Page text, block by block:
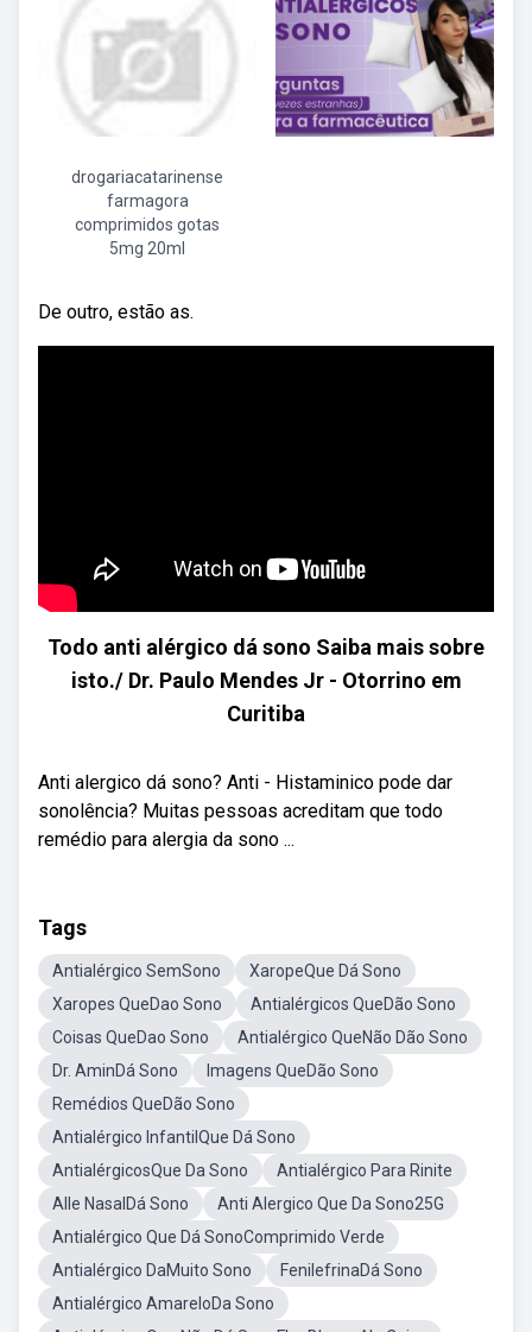
drogariacatarinense
farmagora
comprimidos gotas
5mg 20ml
De outro, estão as.
Todo anti alérgico dá sono Saiba mais sobre
isto./ Dr. Paulo Mendes Jr - Otorrino em
Curitiba
Anti alergico dá sono? Anti - Histaminico pode dar
sonolência? Muitas pessoas acreditam que todo
remédio para alergia da sono ...
Tags
Antialérgico SemSono
XaropeQue Dá Sono
Xaropes QueDao Sono
Antialérgicos QueDão Sono
Coisas QueDao Sono
Antialérgico QueNão Dão Sono
Dr. AminDá Sono
Imagens QueDão Sono
Remédios QueDão Sono
Antialérgico InfantilQue Dá Sono
AntialérgicosQue Da Sono
Antialérgico Para Rinite
Alle NasalDá Sono
Anti Alergico Que Da Sono25G
Antialérgico Que Dá SonoComprimido Verde
Antialérgico DaMuito Sono
FenilefrinaDá Sono
Antialérgico AmareloDa Sono